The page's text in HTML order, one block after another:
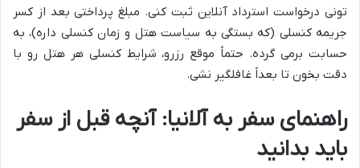
تونی درخواست استرداد آنلاین ثبت کنی. مبلغ پرداختی بعد از کسر
جریمه کنسلی (که بستگی به سیاست هتل و زمان کنسلی داره)، به
حسابت برمی گرده. حتماً موقع رزرو، شرایط کنسلی هر هتل رو با
دقت بخون تا بعداً غافلگیر نشی.
راهنمای سفر به آلانیا: آنچه قبل از سفر
باید بدانید